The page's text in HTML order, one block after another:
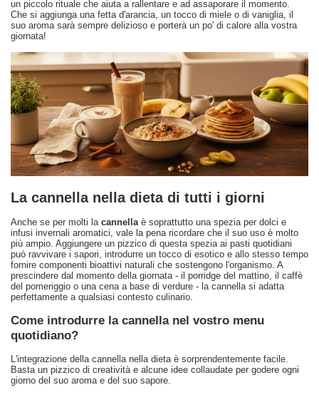
un piccolo rituale che aiuta a rallentare e ad assaporare il momento.
Che si aggiunga una fetta d'arancia, un tocco di miele o di vaniglia, il
suo aroma sarà sempre delizioso e porterà un po' di calore alla vostra
giornata!
La cannella nella dieta di tutti i giorni
Anche se per molti la cannellaè soprattutto una spezia per dolci e
infusi invernali aromatici, vale la pena ricordare che il suo uso è molto
più ampio. Aggiungere un pizzico di questa spezia ai pasti quotidiani
può ravvivare i sapori, introdurre un tocco di esotico e allo stesso tempo
fornire componenti bioattivi naturali che sostengono l'organismo. A
prescindere dal momento della giornata - il porridge del mattino, il caffè
del pomeriggio o una cena a base di verdure - la cannella si adatta
perfettamente a qualsiasi contesto culinario.
Come introdurre la cannella nel vostro menu
quotidiano?
L'integrazione della cannella nella dieta è sorprendentemente facile.
Basta un pizzico di creatività e alcune idee collaudate per godere ogni
giorno del suo aroma e del suo sapore.